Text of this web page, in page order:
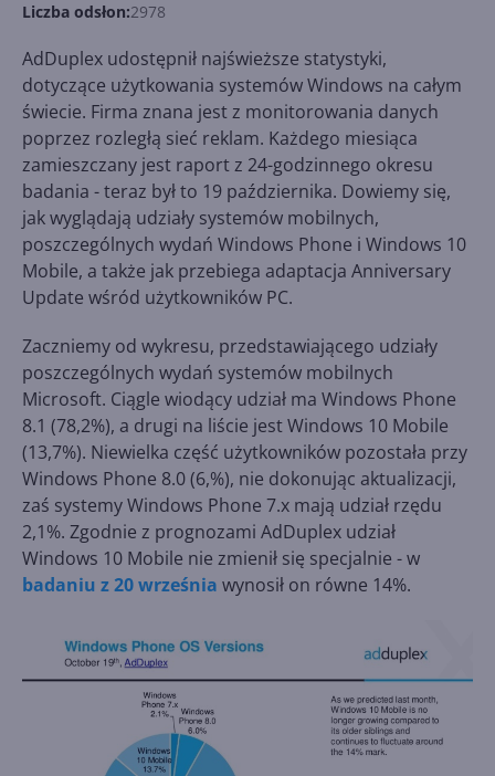
Liczba odsłon:2978
AdDuplex udostępnił najświeższe statystyki,
dotyczące użytkowania systemów Windows na całym
świecie. Firma znana jest z monitorowania danych
poprzez rozległą sieć reklam. Każdego miesiąca
zamieszczany jest raport z 24-godzinnego okresu
badania - teraz był to 19 października. Dowiemy się,
jak wyglądają udziały systemów mobilnych,
poszczególnych wydań Windows Phone i Windows 10
Mobile, a także jak przebiega adaptacja Anniversary
Update wśród użytkowników PC.
Zaczniemy od wykresu, przedstawiającego udziały
poszczególnych wydań systemów mobilnych
Microsoft. Ciągle wiodący udział ma Windows Phone
8.1 (78,2%), a drugi na liście jest Windows 10 Mobile
(13,7%). Niewielka część użytkowników pozostała przy
Windows Phone 8.0 (6,%), nie dokonując aktualizacji,
zaś systemy Windows Phone 7.x mają udział rzędu
2,1%. Zgodnie z prognozami AdDuplex udział
Windows 10 Mobile nie zmienił się specjalnie - w
badaniu z 20 września wynosił on równe 14%.